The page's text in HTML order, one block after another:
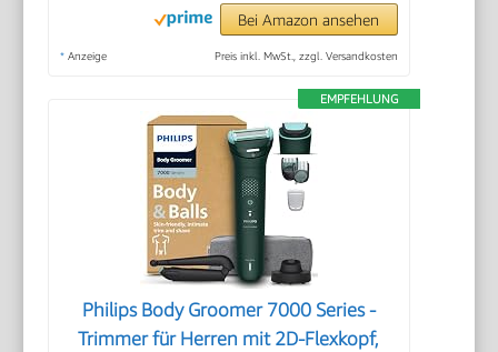
Bei Amazon ansehen
* Anzeige Preis inkl. MwSt., zzgl. Versandkosten
EMPFEHLUNG
Philips Body Groomer 7000 Series -
Trimmer für Herren mit 2D-Flexkopf,